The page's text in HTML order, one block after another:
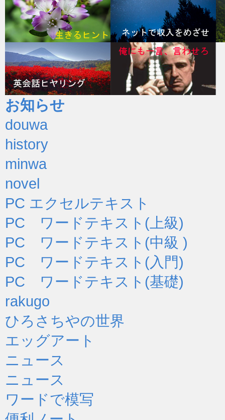
お知らせ
douwa
history
minwa
novel
PC エクセルテキスト
PC ワードテキスト(上級)
PC ワードテキスト(中級 )
PC ワードテキスト(入門)
PC ワードテキスト(基礎)
rakugo
ひろさちやの世界
エッグアート
ニュース
ニュース
ワードで模写